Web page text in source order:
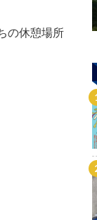
の休憩場所